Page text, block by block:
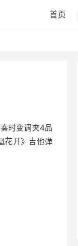
首页
时变调夹4品
花开》吉他弹